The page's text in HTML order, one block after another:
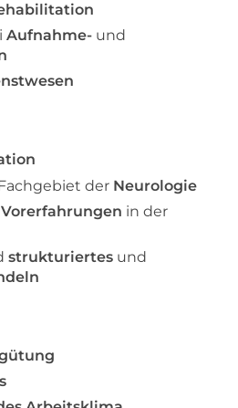
Aufnahme- und
der Neurologie
Vorerfahrungen in der
strukturiertes und